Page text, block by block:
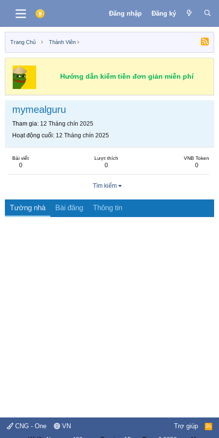
Đăng nhập Đăng ký
Trang Chủ Thành Viên
Hướng dẫn kiếm tiền đơn giản miễn phí
mymealguru
Tham gia 12 Tháng chín 2025
Hoạt động cuối 12 Tháng chín 2025
Bài viết
0
Lượt thích
0
VNB Token
0
Tìm kiếm
Tường nhà Bài đăng Thông tin
CNG - One VN Trợ giúp
R